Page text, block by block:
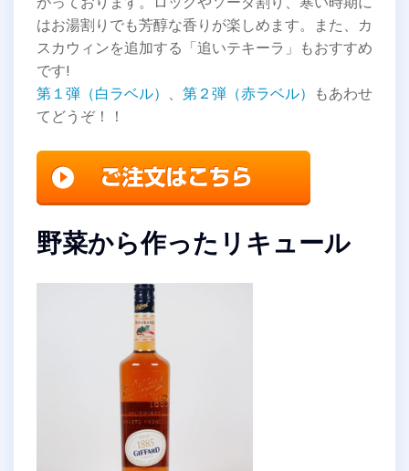
はお湯割りでも芳醇な香りが楽しめます。また、カ
スカウィンを追加する「追いテキーラ」もおすすめ
です!
第１弾（白ラベル） 、 第２弾（赤ラベル） もあわせ
てどうぞ！！
野菜から作ったリキュール